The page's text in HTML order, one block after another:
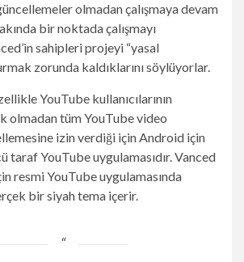
olmadan çalışmaya devam
bir noktada çalışmayı
sahipleri projeyi “yasal
zorunda kaldıklarını söylüyorlar.
YouTube kullanıcılarının
olmadan tüm YouTube video
izin verdiği için Android için
taraf YouTube uygulamasıdır. Vanced
resmi YouTube uygulamasında
bir siyah tema içerir.